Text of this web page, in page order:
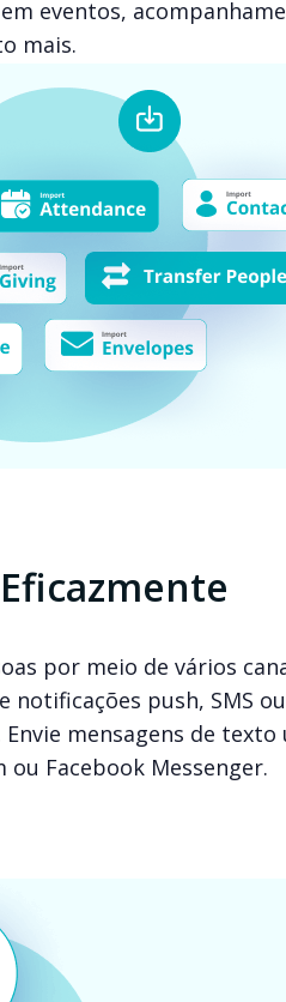
eventos,
mais.
por meio de vários
notificações push, SMS ou
mensagens de texto
Facebook Messenger.